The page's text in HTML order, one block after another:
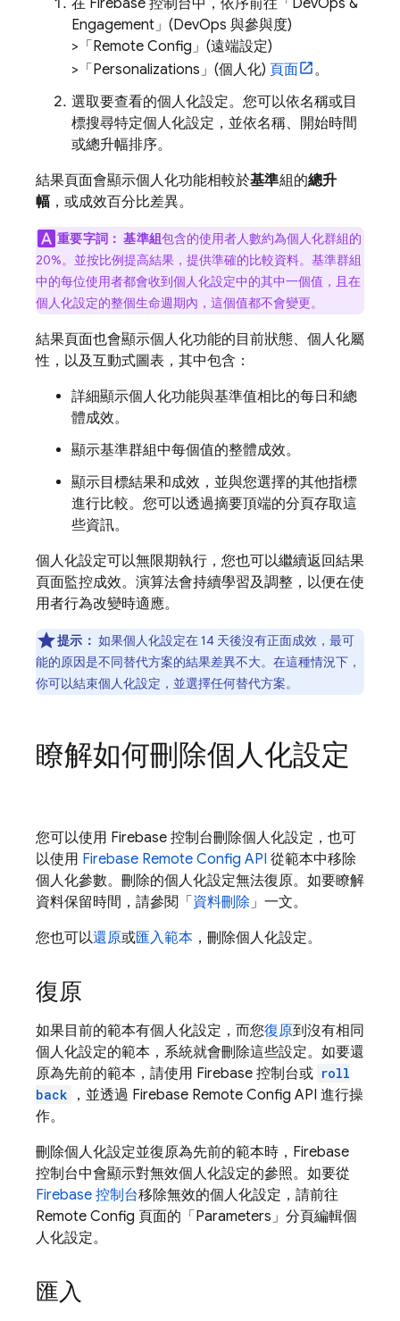
在 Firebase 控制台中，依序前往「DevOps &
Engagement」(DevOps 與參與度)
>「Remote Config」(遠端設定)
>「Personalizations」(個人化) 頁面
。
選取要查看的個人化設定。您可以依名稱或目
標搜尋特定個人化設定，並依名稱、開始時間
或總升幅排序。
結果頁面會顯示個人化功能相較於基準組的總升
幅 ，或成效百分比差異。
重要字詞： 基準組包含的使用者人數約為個人化群組的
20%。並按比例提高結果，提供準確的比較資料。基準群組
中的每位使用者都會收到個人化設定中的其中一個值，且在
個人化設定的整個生命週期內，這個值都不會變更。
結果頁面也會顯示個人化功能的目前狀態、個人化屬
性，以及互動式圖表，其中包含：
詳細顯示個人化功能與基準值相比的每日和總
體成效。
顯示基準群組中每個值的整體成效。
顯示目標結果和成效，並與您選擇的其他指標
進行比較。您可以透過摘要頂端的分頁存取這
些資訊。
個人化設定可以無限期執行，您也可以繼續返回結果
頁面監控成效。演算法會持續學習及調整，以便在使
用者行為改變時適應。
提示： 如果個人化設定在 14 天後沒有正面成效，最可
能的原因是不同替代方案的結果差異不大。在這種情況下，
你可以結束個人化設定，並選擇任何替代方案。
瞭解如何刪除個人化設定
您可以使用 Firebase 控制台刪除個人化設定，也可
以使用 Firebase Remote Config API 從範本中移除
個人化參數。刪除的個人化設定無法復原。如要瞭解
資料保留時間，請參閱「 資料刪除」一文。
您也可以還原或匯入範本 ，刪除個人化設定。
復原
如果目前的範本有個人化設定，而您復原到沒有相同
個人化設定的範本，系統就會刪除這些設定。如要還
原為先前的範本，請使用 Firebase 控制台或 roll
back
，並透過 Firebase Remote Config API 進行操
作。
刪除個人化設定並復原為先前的範本時， Firebase
控制台中會顯示對無效個人化設定的參照。如要從
Firebase 控制台移除無效的個人化設定，請前往
Remote Config 頁面的「Parameters」分頁編輯個
人化設定。
匯入